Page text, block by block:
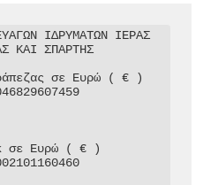
ΙΔΡΥΜΑΤΩΝ ΙΕΡΑΣ
ΚΑΙ ΣΠΑΡΤΗΣ
σε Ευρώ ( € )
σε Ευρώ ( € )